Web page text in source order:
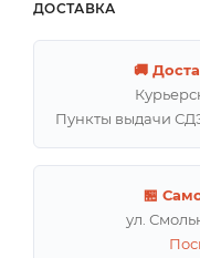
ДОСТАВКА
🚚
Пункты выдачи
🏪
ул.